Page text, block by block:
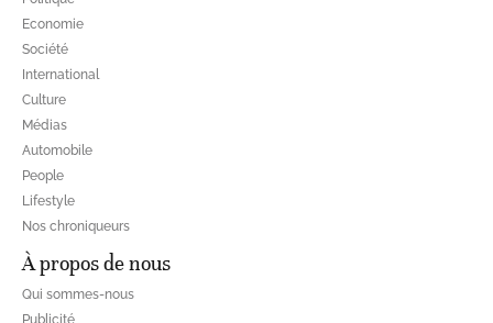
Economie
Société
International
Culture
Médias
Automobile
People
Lifestyle
Nos chroniqueurs
À propos de nous
Qui sommes-nous